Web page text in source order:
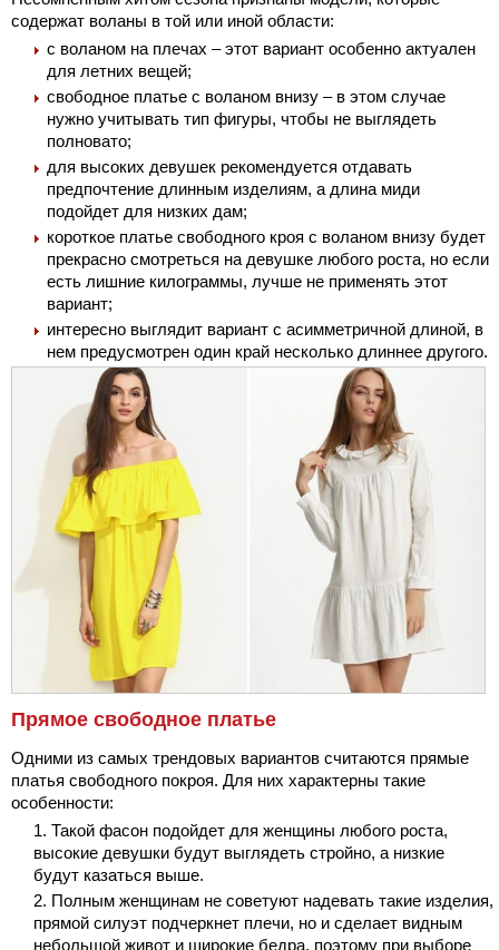
содержат воланы в той или иной области:
с воланом на плечах – этот вариант особенно актуален
для летних вещей;
свободное платье с воланом внизу – в этом случае
нужно учитывать тип фигуры, чтобы не выглядеть
полновато;
для высоких девушек рекомендуется отдавать
предпочтение длинным изделиям, а длина миди
подойдет для низких дам;
короткое платье свободного кроя с воланом внизу будет
прекрасно смотреться на девушке любого роста, но если
есть лишние килограммы, лучше не применять этот
вариант;
интересно выглядит вариант с асимметричной длиной, в
нем предусмотрен один край несколько длиннее другого.
Прямое свободное платье
Одними из самых трендовых вариантов считаются прямые
платья свободного покроя. Для них характерны такие
особенности:
Такой фасон подойдет для женщины любого роста,
высокие девушки будут выглядеть стройно, а низкие
будут казаться выше.
Полным женщинам не советуют надевать такие изделия,
прямой силуэт подчеркнет плечи, но и сделает видным
небольшой живот и широкие бедра, поэтому при выборе